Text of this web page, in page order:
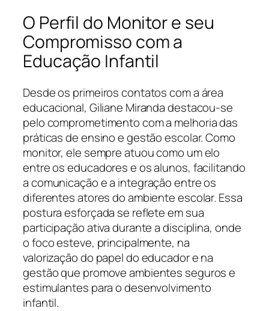
O Perfil do Monitor e seu
Compromisso com a
Educação Infantil
Desde os primeiros contatos com a área
educacional, Giliane Miranda destacou-se
pelo comprometimento com a melhoria das
práticas de ensino e gestão escolar. Como
monitor, ele sempre atuou como um elo
entre os educadores e os alunos, facilitando
a comunicação e a integração entre os
diferentes atores do ambiente escolar. Essa
postura esforçada se reflete em sua
participação ativa durante a disciplina, onde
o foco esteve, principalmente, na
valorização do papel do educador e na
gestão que promove ambientes seguros e
estimulantes para o desenvolvimento
infantil.